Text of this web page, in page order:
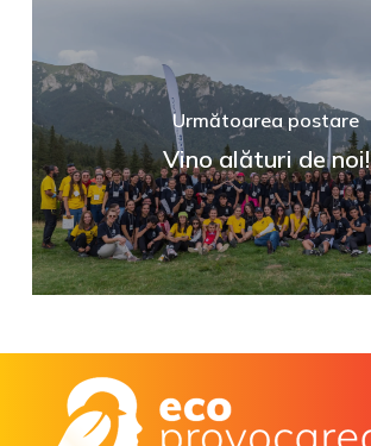
Următoarea postare
Vino alături de noi!